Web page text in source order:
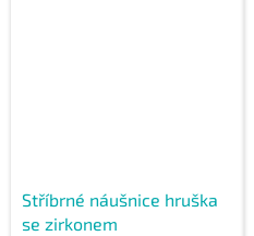
Stříbrné náušnice hruška
se zirkonem